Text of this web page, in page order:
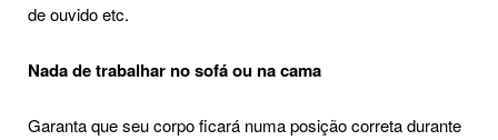
de ouvido etc.
Nada de trabalhar no sofá ou na cama
Garanta que seu corpo ficará numa posição correta durante